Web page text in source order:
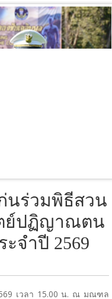
ใน
งกัด
นร่วมพิธีสวน
ย์ปฏิญาณตน
จำปี 2569
เวลา 15.00 น. ณ มณฑล